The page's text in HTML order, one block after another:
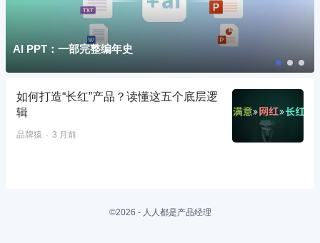
AI PPT：一部完整编年史
如何打造“长红”产品？读懂这五个底层逻
辑
品牌猿 3 月前
©2026 - 人人都是产品经理